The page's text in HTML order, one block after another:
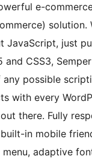
e-
solution.
JavaScript, just
and CSS3,
possible
with every
there. Fully
in mobile
menu, adaptive